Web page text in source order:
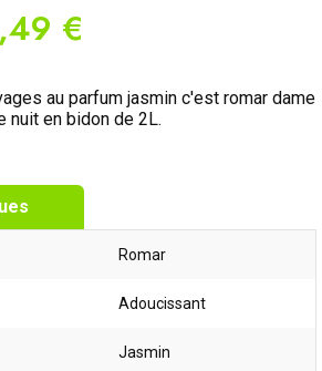
€
au parfum jasmin c'est romar dame
nuit en bidon de 2L.
Romar
Adoucissant
Jasmin